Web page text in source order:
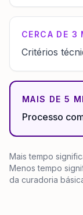
CERCA DE 3
Critérios
MAIS DE 5
Processo
Mais tempo
Menos tempo
da curadoria